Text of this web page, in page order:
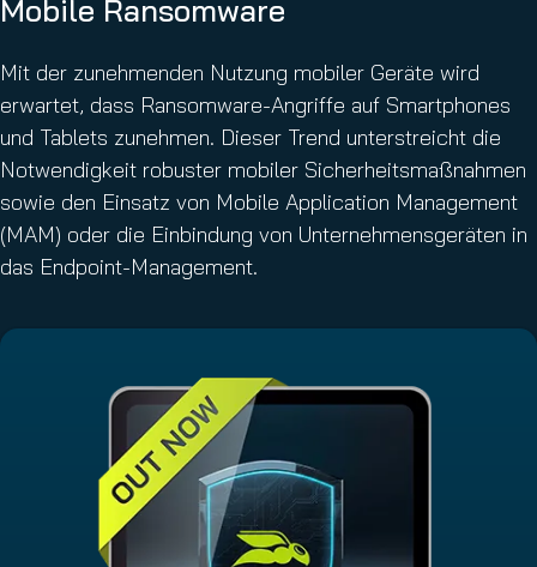
Mobile Ransomware
Mit der zunehmenden Nutzung mobiler Geräte wird
erwartet, dass Ransomware-Angriffe auf Smartphones
und Tablets zunehmen. Dieser Trend unterstreicht die
Notwendigkeit robuster mobiler Sicherheitsmaßnahmen
sowie den Einsatz von Mobile Application Management
(MAM) oder die Einbindung von Unternehmensgeräten in
das Endpoint-Management.